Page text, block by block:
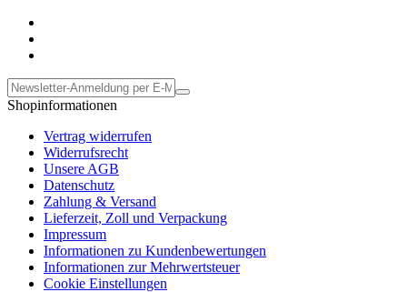
Shopinformationen
Vertrag widerrufen
Widerrufsrecht
Unsere AGB
Datenschutz
Zahlung & Versand
Lieferzeit, Zoll und Verpackung
Impressum
Informationen zu Kundenbewertungen
Informationen zur Mehrwertsteuer
Cookie Einstellungen